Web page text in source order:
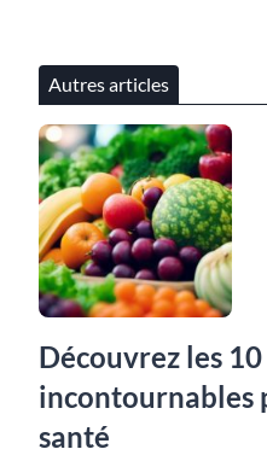
Autres articles
Découvrez les
incontournables
santé